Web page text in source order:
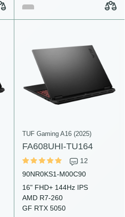
TUF Gaming A16 (2025)
FA608UHI-TU164
12
90NR0KS1-M00C90
16" FHD+ 144Hz IPS
AMD R7-260
GF RTX 5050